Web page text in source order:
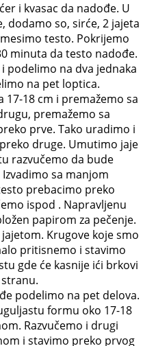
i kvasac da nadođe. U
dodamo so, sirće, 2 jajeta
testo. Pokrijemo
minuta da testo nadođe.
podelimo na dva jednaka
na pet loptica.
17-18 cm i premažemo sa
premažemo sa
prve. Tako uradimo i
druge. Umutimo jaje
razvučemo da bude
sa manjom
prebacimo preko
ispod . Napravljenu
papirom za pečenje.
Krugove koje smo
pritisnemo i stavimo
gde će kasnije ići brkovi
podelimo na pet delova.
formu oko 17-18
Razvučemo i drugi
i stavimo preko prvog